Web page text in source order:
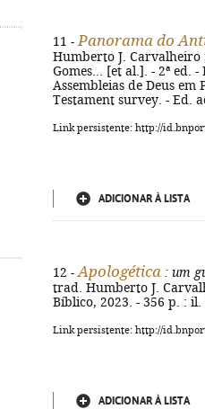
11 - Panorama do
Humberto J.
Gomes... [et al.]. - 2ª ed.
Assembleias de Deus
Testament survey. - Ed.
Link persistente: http://
ADICIONAR À LISTA
12 - Apologética : um
trad. Humberto J.
Bíblico, 2023. - 356 p. : il.
Link persistente: http://
ADICIONAR À LISTA